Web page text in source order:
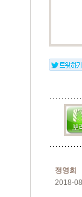
정영희
2018-